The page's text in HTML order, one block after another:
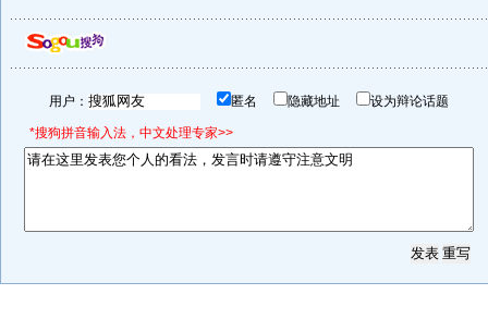
用户： 匿名 隐藏地址 设为辩论话题
*搜狗拼音输入法，中文处理专家>>